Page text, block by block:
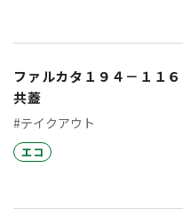
ファルカタ１９４－１１６
共蓋
#テイクアウト
エコ